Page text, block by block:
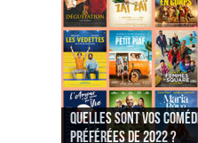
Quelles sont vos
préférées de 2022 ?
Quel est votre
Noël est une ordure ?
Quelles sont vos
préférées de 2021 ?
Quel est votre «
Quels sont vos 3
préférées ?
Quel est votre « Tati »
Quel est votre «